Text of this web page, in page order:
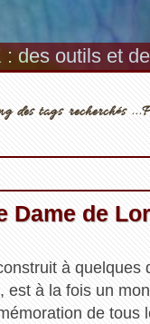
: des outils et
des tags recherchés
de
à
, est à la fois un
de tous